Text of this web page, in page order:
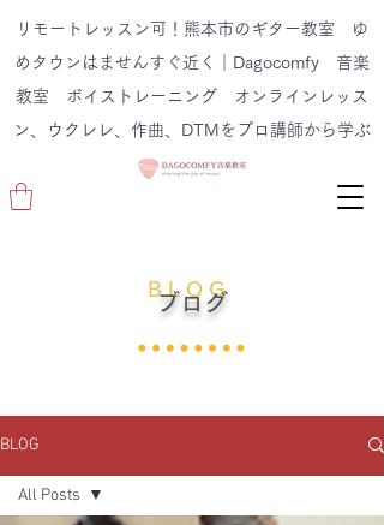
リモートレッスン可！熊本市のギター教室 ゆ
めタウンはませんすぐ近く｜Dagocomfy 音楽
教室 ボイストレーニング オンラインレッス
ン、ウクレレ、作曲、DTMをプロ講師から学ぶ
B L O G
ブログ
BLOG
All Posts